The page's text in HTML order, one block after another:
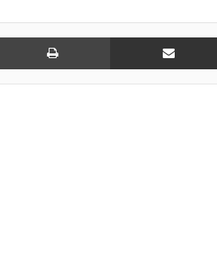
مشاركة عبر البريد